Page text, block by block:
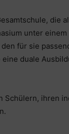
die
unter
für sie
duale
Schülern, ihren